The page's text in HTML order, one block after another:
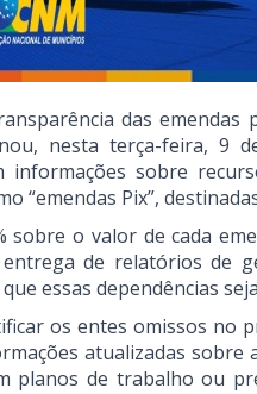
das
nesta terça-feira, 9
informações sobre
“emendas Pix”,
sobre o valor de cada
entrega de relatórios de
essas dependências
os entes omissos no
atualizadas sobre
planos de trabalho ou